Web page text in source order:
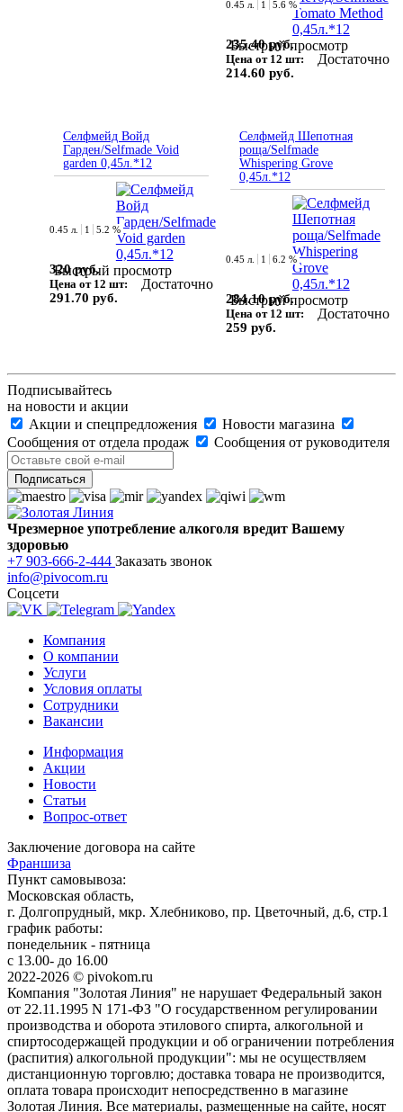
Быстрый просмотр
0.45 л. 1 5.6 %
235.40 руб.
Цена от 12 шт:
214.60 руб.
Достаточно
Селфмейд Войд
Гарден/Selfmade Void
garden 0,45л.*12
Быстрый просмотр
0.45 л. 1 5.2 %
320 руб.
Цена от 12 шт:
291.70 руб.
Достаточно
Селфмейд Шепотная
роща/Selfmade
Whispering Grove
0,45л.*12
Быстрый просмотр
0.45 л. 1 6.2 %
284.10 руб.
Цена от 12 шт:
259 руб.
Достаточно
Подписывайтесь
на новости и акции
Акции и спецпредложения
Новости магазина
Сообщения от отдела продаж
Сообщения от руководителя
Чрезмерное употребление алкоголя вредит Вашему
здоровью
+7 903-666-2-444 Заказать звонок
info@pivocom.ru
Соцсети
Компания
О компании
Услуги
Условия оплаты
Сотрудники
Вакансии
Информация
Акции
Новости
Статьи
Вопрос-ответ
Заключение договора на сайте
Франшиза
Пункт самовывоза:
Московская область,
г. Долгопрудный, мкр. Хлебниково, пр. Цветочный, д.6, стр.1
график работы:
понедельник - пятница
с 13.00- до 16.00
2022-2026 © pivokom.ru
Компания "Золотая Линия" не нарушает Федеральный закон
от 22.11.1995 N 171-ФЗ "О государственном регулировании
производства и оборота этилового спирта, алкогольной и
спиртосодержащей продукции и об ограничении потребления
(распития) алкогольной продукции": мы не осуществляем
дистанционную торговлю; доставка товара не производится,
оплата товара происходит непосредственно в магазине
Золотая Линия. Все материалы, размещенные на сайте, носят